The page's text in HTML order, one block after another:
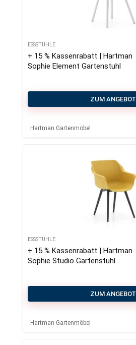
ESSSTÜHLE
+ 15 % Kassenrabatt | Hartman
Sophie Element Gartenstuhl
ZUM ANGEBOT
Hartman Gartenmöbel
ESSSTÜHLE
+ 15 % Kassenrabatt | Hartman
Sophie Studio Gartenstuhl
ZUM ANGEBOT
Hartman Gartenmöbel